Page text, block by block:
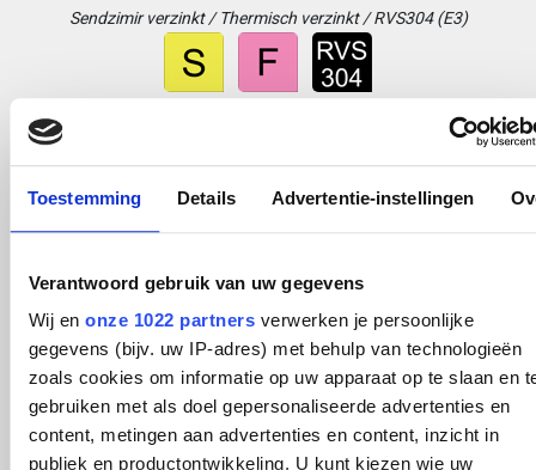
Toestemming Details Advertentie-instellingen
Verantwoord gebruik van uw gegevens
Wij en onze 1022 partnersverwerken je persoonlijke
gegevens (bijv. uw IP-adres) met behulp van technologieën
zoals cookies om informatie op uw apparaat op te slaan en
gebruiken met als doel gepersonaliseerde advertenties en
content, metingen aan advertenties en content, inzicht in
publiek en productontwikkeling. U kunt kiezen wie uw
Sendzimir verzinkt / Thermisch verzinkt / RVS304 (E3)
Verkrijgbaar in hoogtes en breedtes (mm)
Brochure kabel (overspannings)ladder
Niedax kabelladder
Naar WSL(M) in productenportaal